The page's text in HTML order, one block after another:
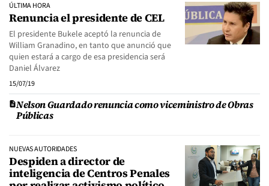
ÚLTIMA HORA
Renuncia el presidente de CEL
El presidente Bukele aceptó la renuncia de
William Granadino, en tanto que anunció que
quien estará a cargo de esa presidencia será
Daniel Álvarez
15/07/19
Nelson Guardado renuncia como viceministro de Obras
Públicas
NUEVAS AUTORIDADES
Despiden a director de
inteligencia de Centros Penales